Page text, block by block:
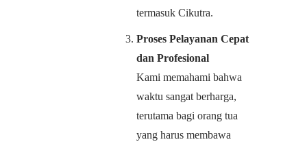
termasuk Cikutra.
Proses Pelayanan Cepat
dan Profesional
Kami memahami bahwa
waktu sangat berharga,
terutama bagi orang tua
yang harus membawa